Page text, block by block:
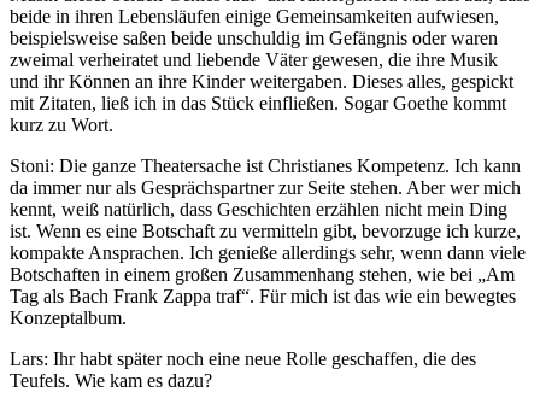
beide in ihren Lebensläufen einige Gemeinsamkeiten aufwiesen,
beispielsweise saßen beide unschuldig im Gefängnis oder waren
zweimal verheiratet und liebende Väter gewesen, die ihre Musik
und ihr Können an ihre Kinder weitergaben. Dieses alles, gespickt
mit Zitaten, ließ ich in das Stück einfließen. Sogar Goethe kommt
kurz zu Wort.
Stoni: Die ganze Theatersache ist Christianes Kompetenz. Ich kann
da immer nur als Gesprächspartner zur Seite stehen. Aber wer mich
kennt, weiß natürlich, dass Geschichten erzählen nicht mein Ding
ist. Wenn es eine Botschaft zu vermitteln gibt, bevorzuge ich kurze,
kompakte Ansprachen. Ich genieße allerdings sehr, wenn dann viele
Botschaften in einem großen Zusammenhang stehen, wie bei „Am
Tag als Bach Frank Zappa traf“. Für mich ist das wie ein bewegtes
Konzeptalbum.
Lars: Ihr habt später noch eine neue Rolle geschaffen, die des
Teufels. Wie kam es dazu?